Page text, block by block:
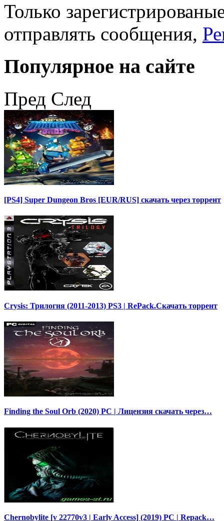
Только
отправлять сообщения,
Популярное на сайте
Пред След
[PS4] Super Dungeon Bros [EUR/RUS] скачать через торрент
Crysis: Трилогия (2011-2013) PS3 | RePack.Скачать торрент
Finding the Soul Orb (2020) PC | Лицензия скачать через…
Chernobylite [v 22770v3 | Early Access] (2019) PC | Repack…